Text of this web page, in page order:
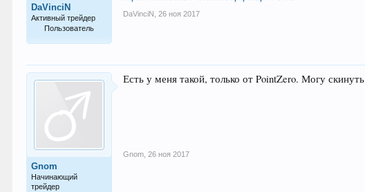
DaVinciN
Активный трейдер
Пользователь
DaVinciN 26 ноя 2017
Gnom
Начинающий
трейдер
Есть у меня такой, только от PointZero. Могу скинуть
Gnom 26 ноя 2017